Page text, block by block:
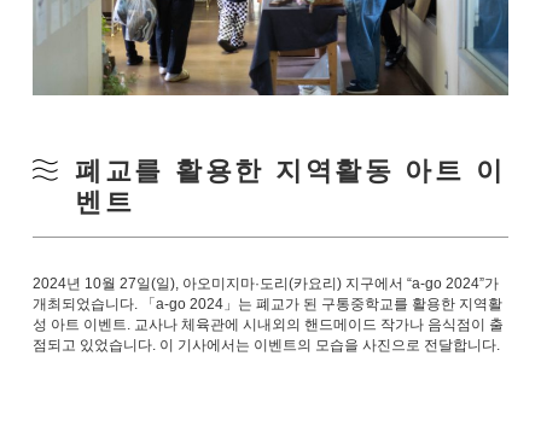
폐교를 활용한 지역활동 아트 이
벤트
2024년 10월 27일(일), 아오미지마·도리(카요리) 지구에서 “a-go 2024”가
개최되었습니다. 「a-go 2024」는 폐교가 된 구통중학교를 활용한 지역활
성 아트 이벤트. 교사나 체육관에 시내외의 핸드메이드 작가나 음식점이 출
점되고 있었습니다. 이 기사에서는 이벤트의 모습을 사진으로 전달합니다.